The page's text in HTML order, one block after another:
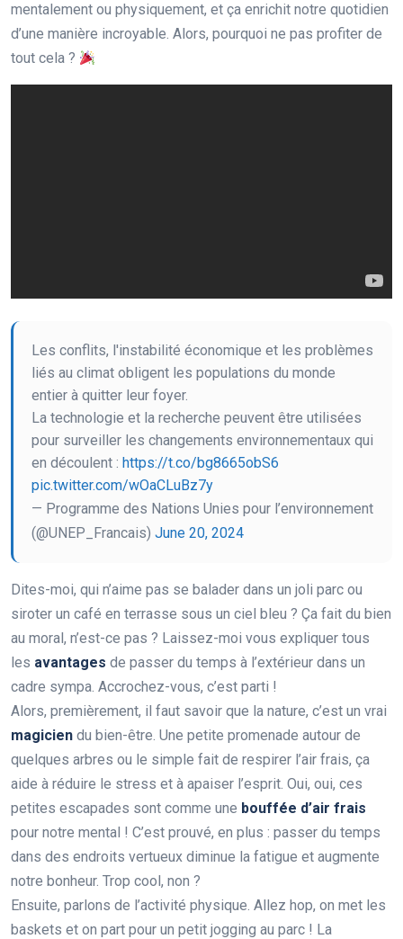
mentalement ou physiquement, et ça enrichit notre quotidien
d’une manière incroyable. Alors, pourquoi ne pas profiter de
tout cela ?
Les conflits, l'instabilité économique et les problèmes
liés au climat obligent les populations du monde
entier à quitter leur foyer.
La technologie et la recherche peuvent être utilisées
pour surveiller les changements environnementaux qui
en découlent : https://t.co/bg8665obS6
pic.twitter.com/wOaCLuBz7y
— Programme des Nations Unies pour l’environnement
(@UNEP_Francais) June 20, 2024
Dites-moi, qui n’aime pas se balader dans un joli parc ou
siroter un café en terrasse sous un ciel bleu ? Ça fait du bien
au moral, n’est-ce pas ? Laissez-moi vous expliquer tous
les avantages de passer du temps à l’extérieur dans un
cadre sympa. Accrochez-vous, c’est parti !
Alors, premièrement, il faut savoir que la nature, c’est un vrai
magicien du bien-être. Une petite promenade autour de
quelques arbres ou le simple fait de respirer l’air frais, ça
aide à réduire le stress et à apaiser l’esprit. Oui, oui, ces
petites escapades sont comme une bouffée d’air frais
pour notre mental ! C’est prouvé, en plus : passer du temps
dans des endroits vertueux diminue la fatigue et augmente
notre bonheur. Trop cool, non ?
Ensuite, parlons de l’activité physique. Allez hop, on met les
baskets et on part pour un petit jogging au parc ! La